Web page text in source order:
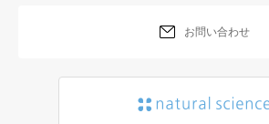
お問い合わせ